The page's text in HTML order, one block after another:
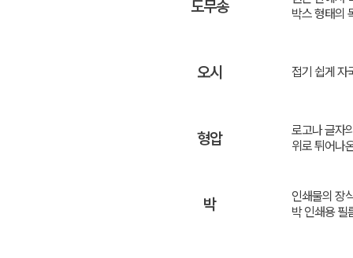
도무송
박스 형태의
오시 접기 쉽게 자
형압
로고나 글자
위로 튀어나
박
인쇄물의 장
박 인쇄용 필